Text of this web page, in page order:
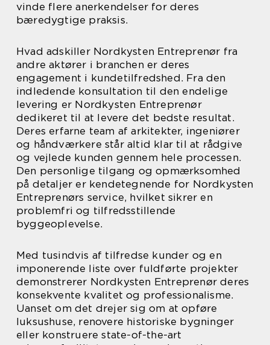
vinde flere anerkendelser for deres
bæredygtige praksis.
Hvad adskiller Nordkysten Entreprenør fra
andre aktører i branchen er deres
engagement i kundetilfredshed. Fra den
indledende konsultation til den endelige
levering er Nordkysten Entreprenør
dedikeret til at levere det bedste resultat.
Deres erfarne team af arkitekter, ingeniører
og håndværkere står altid klar til at rådgive
og vejlede kunden gennem hele processen.
Den personlige tilgang og opmærksomhed
på detaljer er kendetegnende for Nordkysten
Entreprenørs service, hvilket sikrer en
problemfri og tilfredsstillende
byggeoplevelse.
Med tusindvis af tilfredse kunder og en
imponerende liste over fuldførte projekter
demonstrerer Nordkysten Entreprenør deres
konsekvente kvalitet og professionalisme.
Uanset om det drejer sig om at opføre
luksushuse, renovere historiske bygninger
eller konstruere state-of-the-art